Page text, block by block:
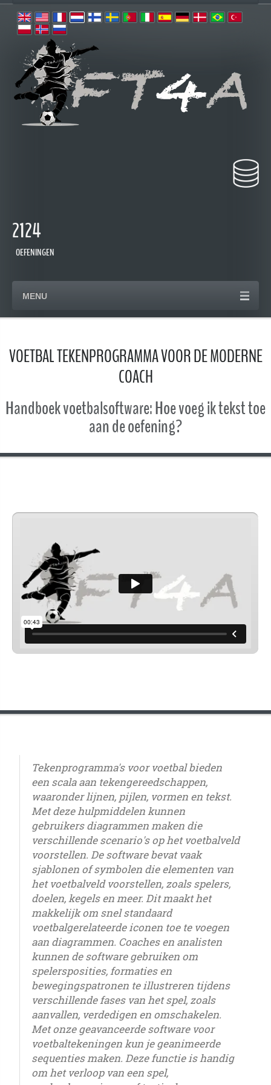
2124
OEFENINGEN
MENU
VOETBAL TEKENPROGRAMMA VOOR DE MODERNE
COACH
Handboek voetbalsoftware: Hoe voeg ik tekst toe
aan de oefening?
Tekenprogramma's voor voetbal bieden
een scala aan tekengereedschappen,
waaronder lijnen, pijlen, vormen en tekst.
Met deze hulpmiddelen kunnen
gebruikers diagrammen maken die
verschillende scenario's op het voetbalveld
voorstellen. De software bevat vaak
sjablonen of symbolen die elementen van
het voetbalveld voorstellen, zoals spelers,
doelen, kegels en meer. Dit maakt het
makkelijk om snel standaard
voetbalgerelateerde iconen toe te voegen
aan diagrammen. Coaches en analisten
kunnen de software gebruiken om
spelersposities, formaties en
bewegingspatronen te illustreren tijdens
verschillende fases van het spel, zoals
aanvallen, verdedigen en omschakelen.
Met onze geavanceerde software voor
voetbaltekeningen kun je geanimeerde
sequenties maken. Deze functie is handig
om het verloop van een spel,